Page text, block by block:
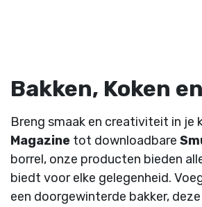
Bakken, Koken
Breng smaak en creativiteit in je
Magazine tot downloadbare
borrel, onze producten bieden
biedt voor elke gelegenheid.
een doorgewinterde bakker,